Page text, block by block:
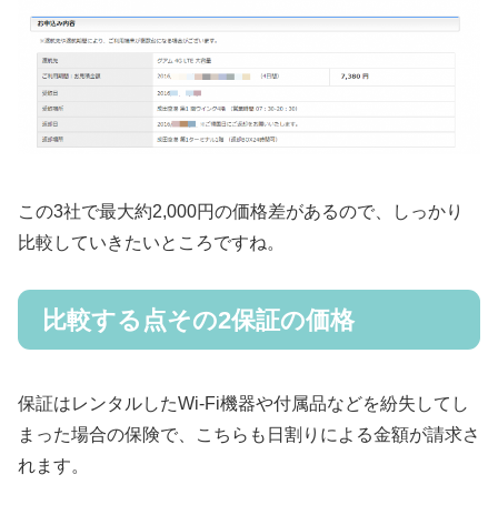
この3社で最大約2,000円の価格差があるので、しっかり
比較していきたいところですね。
比較する点その2保証の価格
保証はレンタルしたWi-Fi機器や付属品などを紛失してし
まった場合の保険で、こちらも日割りによる金額が請求さ
れます。